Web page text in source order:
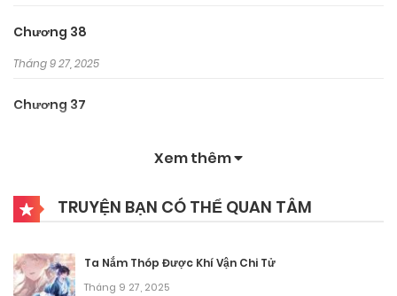
Chương 38
Tháng 9 27, 2025
Chương 37
Tháng 9 27, 2025
Chương 35
Tháng 9 27, 2025
Xem thêm
TRUYỆN BẠN CÓ THỂ QUAN TÂM
Ta Nắm Thóp Được Khí Vận Chi Tử
Tháng 9 27, 2025